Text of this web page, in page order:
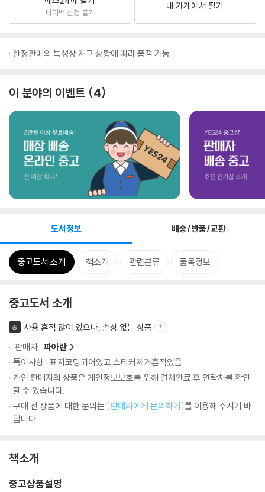
바이백 신청 불가
내 가게에서 팔기
한정판매의 특성상 재고 상황에 따라 품절 가능
이 분야의 이벤트 4
도서정보 배송/반품/교환
중고도서 소개 책소개 관련분류 품목정보
중고도서 소개
중
사용 흔적 많이 있으나, 손상 없는 상품
판매자 : 파아란
특이사항 : 표지코팅되어있고 스티커제거흔적있음
개인 판매자의 상품은 개인정보보호를 위해 결제완료 후 연락처를 확인
할 수 있습니다.
구매 전 상품에 대한 문의는 [판매자에게 문의하기]를 이용해 주시기 바
랍니다.
책소개
중고상품설명